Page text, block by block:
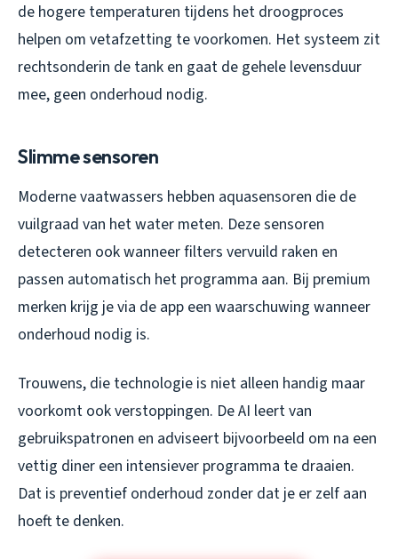
de hogere temperaturen tijdens het droogproces
helpen om vetafzetting te voorkomen. Het systeem zit
rechtsonderin de tank en gaat de gehele levensduur
mee, geen onderhoud nodig.
Slimme sensoren
Moderne vaatwassers hebben aquasensoren die de
vuilgraad van het water meten. Deze sensoren
detecteren ook wanneer filters vervuild raken en
passen automatisch het programma aan. Bij premium
merken krijg je via de app een waarschuwing wanneer
onderhoud nodig is.
Trouwens, die technologie is niet alleen handig maar
voorkomt ook verstoppingen. De AI leert van
gebruikspatronen en adviseert bijvoorbeeld om na een
vettig diner een intensiever programma te draaien.
Dat is preventief onderhoud zonder dat je er zelf aan
hoeft te denken.